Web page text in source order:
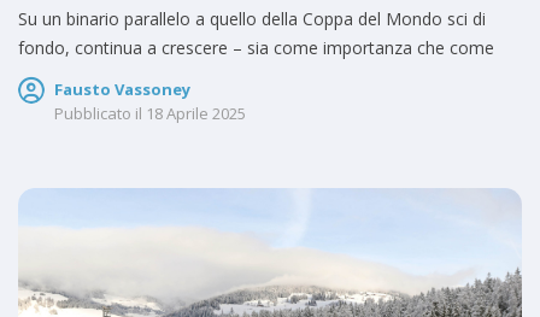
Su un binario parallelo a quello della Coppa del Mondo sci di
fondo, continua a crescere – sia come importanza che come
Fausto Vassoney
Pubblicato il 18 Aprile 2025